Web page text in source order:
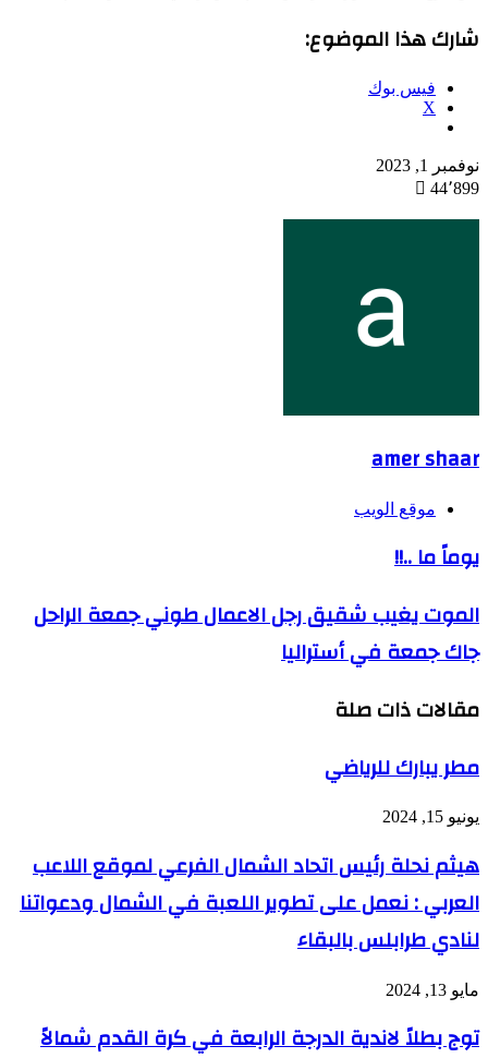
شارك هذا الموضوع:
فيس بوك
X
نوفمبر 1, 2023
44٬899
amer shaar
موقع الويب
يوماً ما ..!!
الموت يغيب شقيق رجل الاعمال طوني جمعة الراحل
جاك جمعة في أستراليا
مقالات ذات صلة
مطر يبارك للرياضي
يونيو 15, 2024
هيثم نحلة رئيس اتحاد الشمال الفرعي لموقع اللاعب
العربي : نعمل على تطوير اللعبة في الشمال ودعواتنا
لنادي طرابلس بالبقاء
مايو 13, 2024
توج بطلاً لاندية الدرجة الرابعة في كرة القدم شمالاً